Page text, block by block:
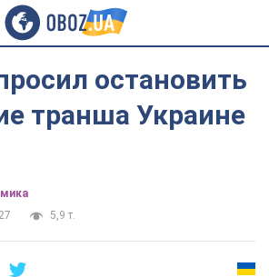
остановить
транша Украине
5,9 т.